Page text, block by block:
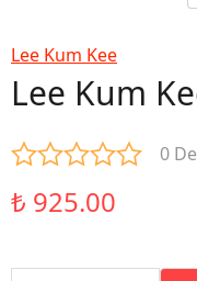
Lee Kum Kee
Lee Kum
0
₺ 925.00